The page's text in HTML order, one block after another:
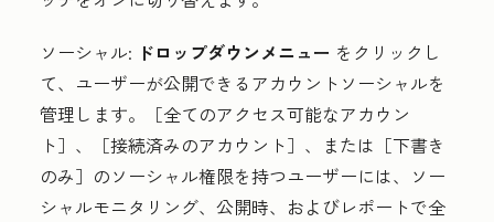
ソーシャル: ドロップダウンメニュー をクリックし
て、ユーザーが公開できるアカウントソーシャルを
管理します。［全てのアクセス可能なアカウン
ト］、［接続済みのアカウント］、または［下書き
のみ］のソーシャル権限を持つユーザーには、ソー
シャルモニタリング、公開時、およびレポートで全